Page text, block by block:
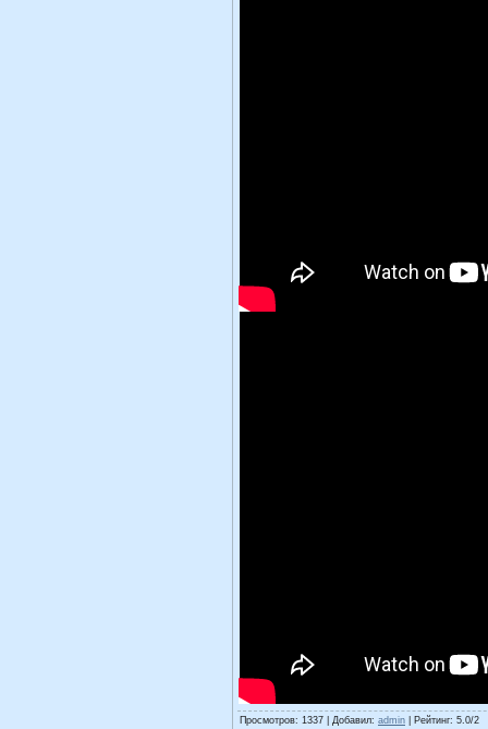
Просмотров: 1337 | Добавил: admin Рейтинг: 5.0/2